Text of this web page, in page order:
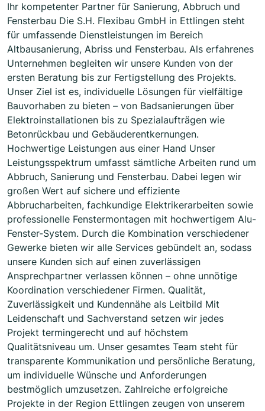
Ihr kompetenter Partner für Sanierung, Abbruch und
Fensterbau Die S.H. Flexibau GmbH in Ettlingen steht
für umfassende Dienstleistungen im Bereich
Altbausanierung, Abriss und Fensterbau. Als erfahrenes
Unternehmen begleiten wir unsere Kunden von der
ersten Beratung bis zur Fertigstellung des Projekts.
Unser Ziel ist es, individuelle Lösungen für vielfältige
Bauvorhaben zu bieten – von Badsanierungen über
Elektroinstallationen bis zu Spezialaufträgen wie
Betonrückbau und Gebäuderentkernungen.
Hochwertige Leistungen aus einer Hand Unser
Leistungsspektrum umfasst sämtliche Arbeiten rund um
Abbruch, Sanierung und Fensterbau. Dabei legen wir
großen Wert auf sichere und effiziente
Abbrucharbeiten, fachkundige Elektrikerarbeiten sowie
professionelle Fenstermontagen mit hochwertigem Alu-
Fenster-System. Durch die Kombination verschiedener
Gewerke bieten wir alle Services gebündelt an, sodass
unsere Kunden sich auf einen zuverlässigen
Ansprechpartner verlassen können – ohne unnötige
Koordination verschiedener Firmen. Qualität,
Zuverlässigkeit und Kundennähe als Leitbild Mit
Leidenschaft und Sachverstand setzen wir jedes
Projekt termingerecht und auf höchstem
Qualitätsniveau um. Unser gesamtes Team steht für
transparente Kommunikation und persönliche Beratung,
um individuelle Wünsche und Anforderungen
bestmöglich umzusetzen. Zahlreiche erfolgreiche
Projekte in der Region Ettlingen zeugen von unserem